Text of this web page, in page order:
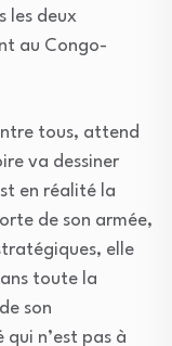
les deux
au Congo-
tous, attend
va dessiner
en réalité la
de son armée,
elle
toute la
son
n’est pas à